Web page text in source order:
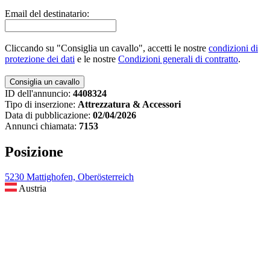
Email del destinatario:
Cliccando su "Consiglia un cavallo", accetti le nostre condizioni di
protezione dei dati e le nostre Condizioni generali di contratto.
ID dell'annuncio: 4408324
Tipo di inserzione: Attrezzatura & Accessori
Data di pubblicazione: 02/04/2026
Annunci chiamata: 7153
Posizione
5230 Mattighofen, Oberösterreich
Austria